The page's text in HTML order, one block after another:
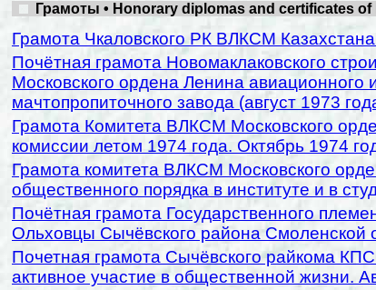
Грамоты • Honorary diplomas and certificates
Грамота Чкаловского РК ВЛКСМ
Почётная грамота Новомаклаковского
Московского ордена Ленина авиационного
мачтопропиточного завода (август 1973
Грамота Комитета ВЛКСМ Московского
комиссии летом 1974 года. Октябрь 1974
Грамота комитета ВЛКСМ Московского
общественного порядка в институте и в
Почётная грамота Государственного
Ольховцы Сычёвского района Смоленской
Почетная грамота Сычёвского райкома
активное участие в общественной жизни.